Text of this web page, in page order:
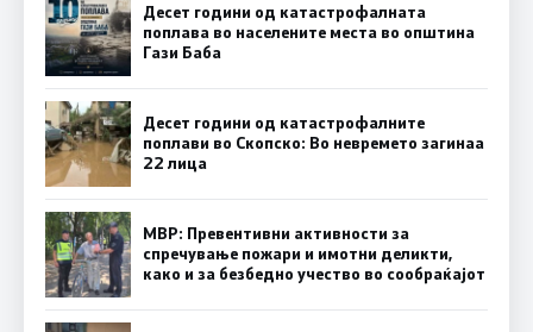
Десет години од катастрофалната
поплава во населените места во општина
Гази Баба
Десет години од катастрофалните
поплави во Скопско: Во невремето загинаа
22 лица
МВР: Превентивни активности за
спречување пожари и имотни деликти,
како и за безбедно учество во сообраќајот